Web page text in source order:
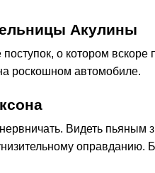
Акулины
о котором вскоре
роскошном автомобиле.
Видеть пьяным
оправданию.